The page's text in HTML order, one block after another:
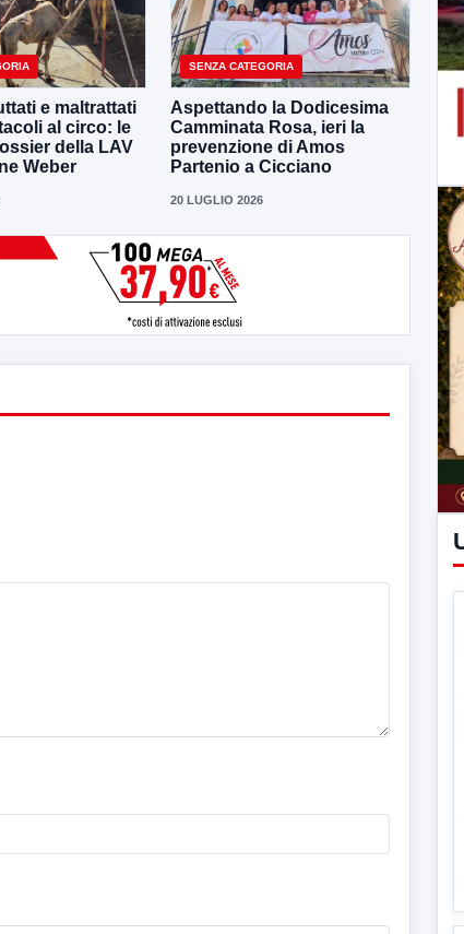
e maltrattati
al circo: le
della LAV
Weber
SENZA CATEGORIA
Aspettando la Dodicesima
Camminata Rosa, ieri la
prevenzione di Amos
Partenio a Cicciano
20 LUGLIO 2026